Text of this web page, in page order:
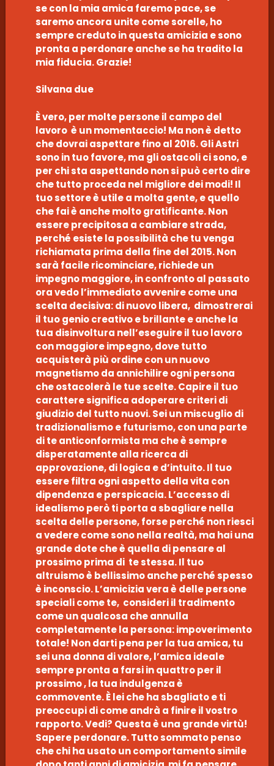
se con la mia amica faremo pace, se
saremo ancora unite come sorelle, ho
sempre creduto in questa amicizia e sono
pronta a perdonare anche se ha tradito la
mia fiducia. Grazie!
Silvana due
È vero, per molte persone il campo del
lavoro è un momentaccio! Ma non è detto
che dovrai aspettare fino al 2016. Gli Astri
sono in tuo favore, ma gli ostacoli ci sono, e
per chi sta aspettando non si può certo dire
che tutto proceda nel migliore dei modi! Il
tuo settore è utile a molta gente, e quello
che fai è anche molto gratificante. Non
essere precipitosa a cambiare strada,
perché esiste la possibilità che tu venga
richiamata prima della fine del 2015. Non
sarà facile ricominciare, richiede un
impegno maggiore, in confronto al passato
ora vedo l’immediato avvenire come una
scelta decisiva: di nuovo libera, dimostrerai
il tuo genio creativo e brillante e anche la
tua disinvoltura nell’eseguire il tuo lavoro
con maggiore impegno, dove tutto
acquisterà più ordine con un nuovo
magnetismo da annichilire ogni persona
che ostacolerà le tue scelte. Capire il tuo
carattere significa adoperare criteri di
giudizio del tutto nuovi. Sei un miscuglio di
tradizionalismo e futurismo, con una parte
di te anticonformista ma che è sempre
disperatamente alla ricerca di
approvazione, di logica e d’intuito. Il tuo
essere filtra ogni aspetto della vita con
dipendenza e perspicacia. L’accesso di
idealismo però ti porta a sbagliare nella
scelta delle persone, forse perché non riesci
a vedere come sono nella realtà, ma hai una
grande dote che è quella di pensare al
prossimo prima di te stessa. Il tuo
altruismo è bellissimo anche perché spesso
è inconscio. L’amicizia vera è delle persone
speciali come te, consideri il tradimento
come un qualcosa che annulla
completamente la persona: impoverimento
totale! Non darti pena per la tua amica, tu
sei una donna di valore, l’amica ideale
sempre pronta a farsi in quattro per il
prossimo , la tua indulgenza è
commovente. È lei che ha sbagliato e ti
preoccupi di come andrà a finire il vostro
rapporto. Vedi? Questa è una grande virtù!
Sapere perdonare. Tutto sommato penso
che chi ha usato un comportamento simile